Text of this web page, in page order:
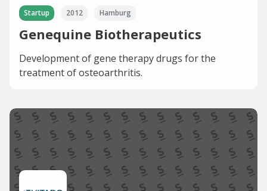
Startup 2012 Hamburg
Genequine Biotherapeutics
Development of gene therapy drugs for the
treatment of osteoarthritis.